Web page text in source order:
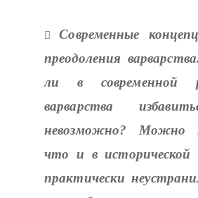
Современные
преодоления
ли в современной
варварства
невозможно? Можно
что и в исторической
практически